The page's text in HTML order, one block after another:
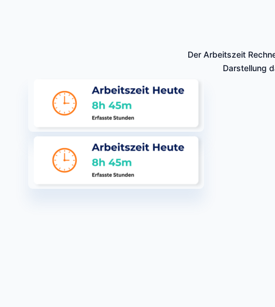
Der Arbeitszeit
Darstellung